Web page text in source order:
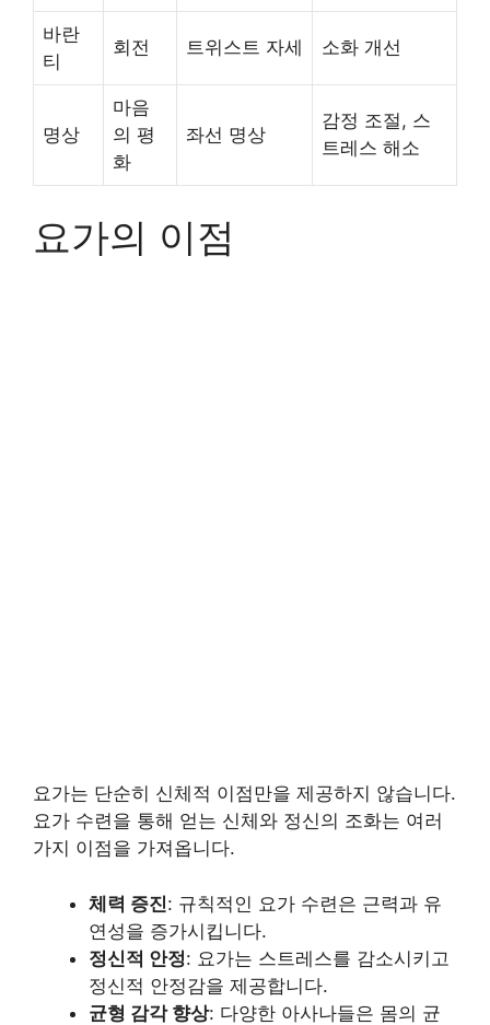
바란
티
회전 트위스트 자세 소화 개선
명상
마음
의 평
화
좌선 명상
감정 조절, 스
트레스 해소
요가의 이점
요가는 단순히 신체적 이점만을 제공하지 않습니다.
요가 수련을 통해 얻는 신체와 정신의 조화는 여러
가지 이점을 가져옵니다.
체력 증진: 규칙적인 요가 수련은 근력과 유
연성을 증가시킵니다.
정신적 안정: 요가는 스트레스를 감소시키고
정신적 안정감을 제공합니다.
균형 감각 향상: 다양한 아사나들은 몸의 균